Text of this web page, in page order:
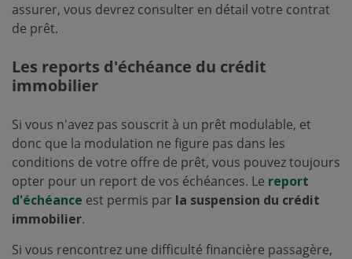
assurer, vous devrez consulter en détail votre contrat
de prêt.
Les reports d'échéance du crédit
immobilier
Si vous n'avez pas souscrit à un prêt modulable, et
donc que la modulation ne figure pas dans les
conditions de votre offre de prêt, vous pouvez toujours
opter pour un report de vos échéances. Le report
d'échéance est permis par la suspension du crédit
immobilier.
Si vous rencontrez une difficulté financière passagère,